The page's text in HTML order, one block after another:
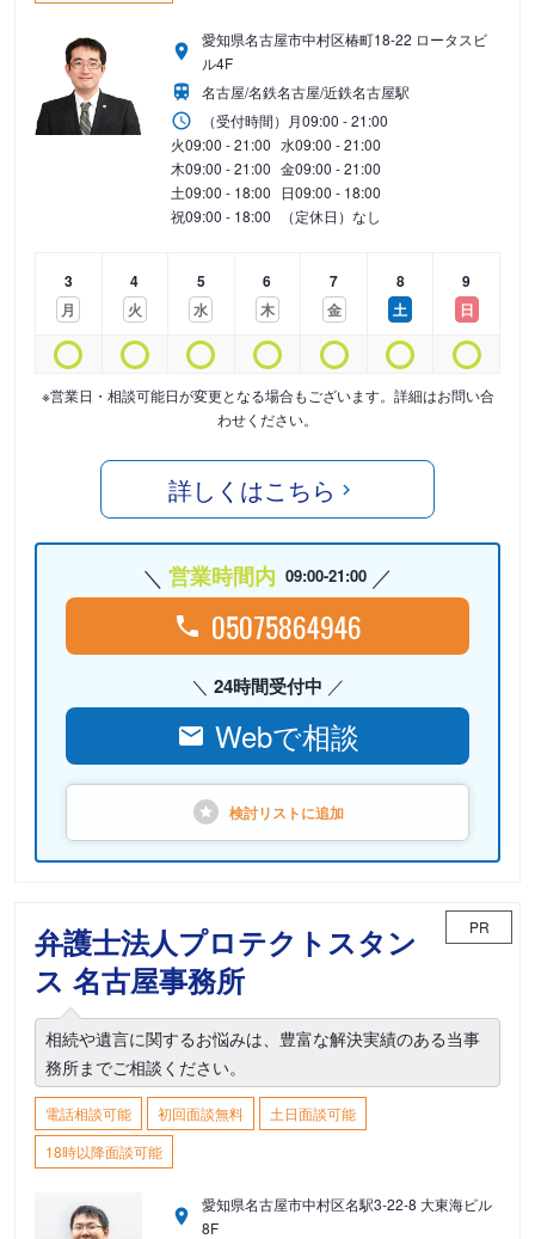
愛知県名古屋市中村区椿町18-22 ロータスビ
ル4F
名古屋/名鉄名古屋/近鉄名古屋駅
（受付時間） 月09:00 - 21:00
火09:00 - 21:00 水09:00 - 21:00
木09:00 - 21:00 金09:00 - 21:00
土09:00 - 18:00 日09:00 - 18:00
祝09:00 - 18:00 （定休日）なし
3
月
4
火
5
水
6
木
7
金
8
土
9
日
※営業日・相談可能日が変更となる場合もございます。詳細はお問い合
わせください。
詳しくはこちら
営業時間内 09:00-21:00
05075864946
24時間受付中
Webで相談
検討リストに追加
弁護士法人プロテクトスタン
ス 名古屋事務所
PR
相続や遺言に関するお悩みは、豊富な解決実績のある当事
務所までご相談ください。
電話相談可能 初回面談無料
土日面談可能
18時以降面談可能
愛知県名古屋市中村区名駅3-22-8 大東海ビル
8F